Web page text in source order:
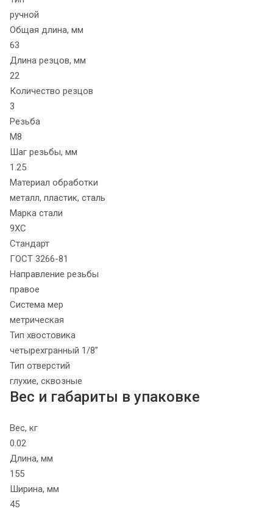
ручной
Общая длина, мм
63
Длина резцов, мм
22
Количество резцов
3
Резьба
М8
Шаг резьбы, мм
1.25
Материал обработки
металл, пластик, сталь
Марка стали
9ХС
Стандарт
ГОСТ 3266-81
Направление резьбы
правое
Система мер
метрическая
Тип хвостовика
четырехгранный 1/8"
Тип отверстий
глухие, сквозные
Вес и габариты в упаковке
Вес, кг
0.02
Длина, мм
155
Ширина, мм
45